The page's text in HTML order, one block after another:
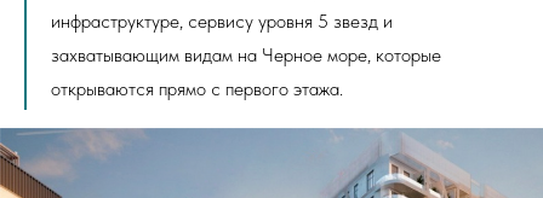
инфраструктуре, сервису уровня 5 звезд и
захватывающим видам на Черное море, которые
открываются прямо с первого этажа.